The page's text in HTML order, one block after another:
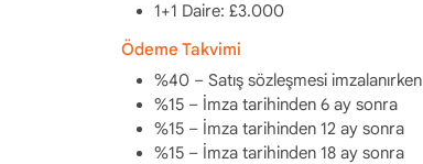
1+1 Daire: £3.000
Ödeme Takvimi
%40 – Satış sözleşmesi imzalanırken
%15 – İmza tarihinden 6 ay sonra
%15 – İmza tarihinden 12 ay sonra
%15 – İmza tarihinden 18 ay sonra